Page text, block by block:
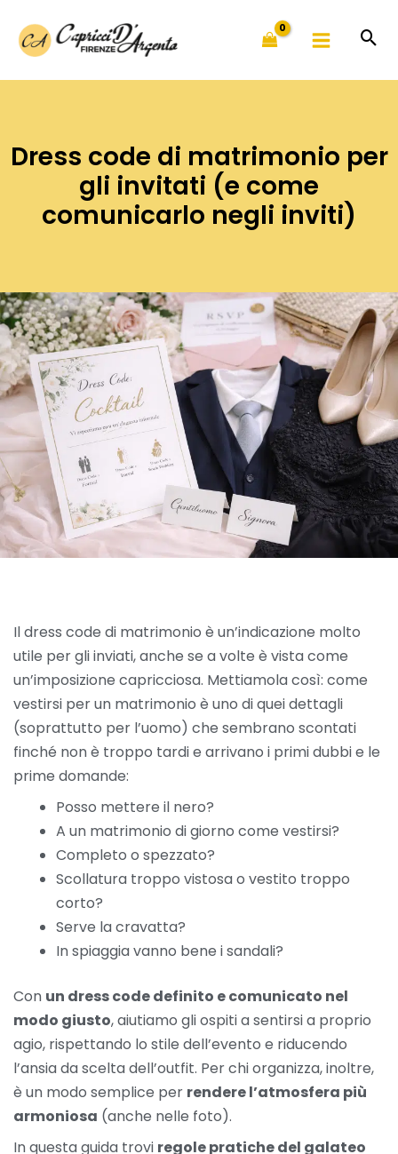
contenuto
Dress code di matrimonio per
gli invitati (e come
comunicarlo negli inviti)
Il dress code di matrimonio è un’indicazione molto
utile per gli inviati, anche se a volte è vista come
un’imposizione capricciosa. Mettiamola così: come
vestirsi per un matrimonio è uno di quei dettagli
(soprattutto per l’uomo) che sembrano scontati
finché non è troppo tardi e arrivano i primi dubbi e le
prime domande:
Posso mettere il nero?
A un matrimonio di giorno come vestirsi?
Completo o spezzato?
Scollatura troppo vistosa o vestito troppo
corto?
Serve la cravatta?
In spiaggia vanno bene i sandali?
Con un dress code definito e comunicato nel
modo giusto, aiutiamo gli ospiti a sentirsi a proprio
agio, rispettando lo stile dell’evento e riducendo
l’ansia da scelta dell’outfit. Per chi organizza, inoltre,
è un modo semplice per rendere l’atmosfera più
armoniosa (anche nelle foto).
In questa guida trovi regole pratiche del galateo